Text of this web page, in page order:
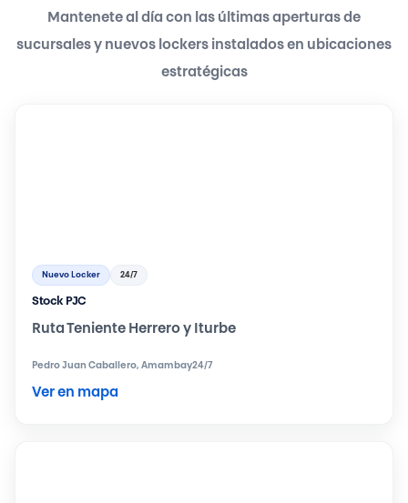
Mantenete al día con las últimas aperturas de
sucursales y nuevos lockers instalados en ubicaciones
estratégicas
Nuevo Locker 24/7
Stock PJC
Ruta Teniente Herrero y Iturbe
Pedro Juan Caballero, Amambay24/7
Ver en mapa